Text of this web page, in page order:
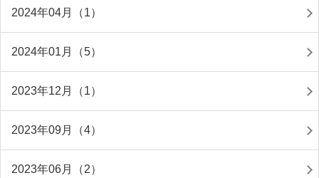
2024年04月（1）
2024年01月（5）
2023年12月（1）
2023年09月（4）
2023年06月（2）